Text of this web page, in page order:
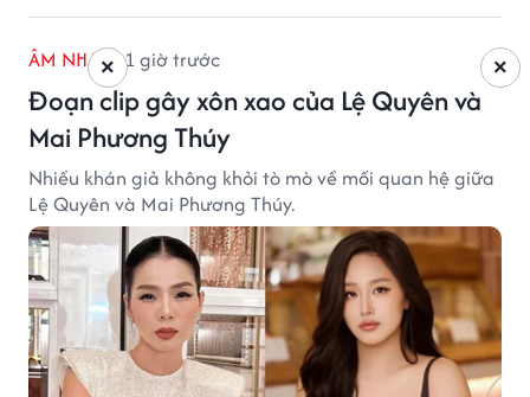
ÂM NHẠC 1 giờ trước
Đoạn clip gây xôn xao của Lệ Quyên và
Mai Phương Thúy
Nhiều khán giả không khỏi tò mò về mối quan hệ giữa
Lệ Quyên và Mai Phương Thúy.
×
×